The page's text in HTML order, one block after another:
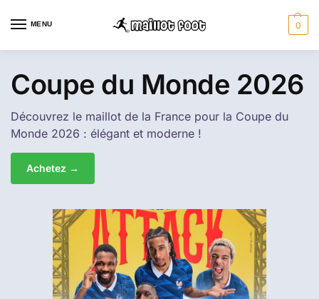
MENU 0
Coupe du Monde 2026
Découvrez le maillot de la France pour la Coupe du
Monde 2026 : élégant et moderne !
Achetez →